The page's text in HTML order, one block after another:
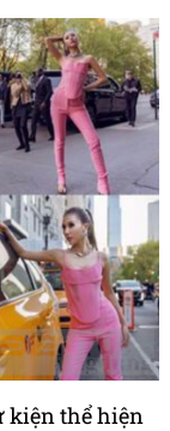
kiện thể hiện